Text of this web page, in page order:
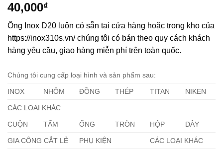
40,000₫
Ống Inox D20 luôn có sẵn tại cửa hàng hoặc trong kho của
https://inox310s.vn/ chúng tôi có bán theo quy cách khách
hàng yêu cầu, giao hàng miễn phí trên toàn quốc.
Chúng tôi cung cấp loại hình và sản phẩm sau:
INOX NHÔM ĐỒNG THÉP TITAN NIKEN
CÁC LOẠI KHÁC
CUỘN TẤM ỐNG TRÒN HỘP DÂY
GIA CÔNG CẮT LẺ PHỤ KIỆN CÁC LOẠI KHÁC